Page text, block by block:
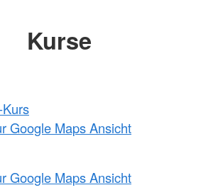
Kurse
Google Maps Ansicht
Google Maps Ansicht